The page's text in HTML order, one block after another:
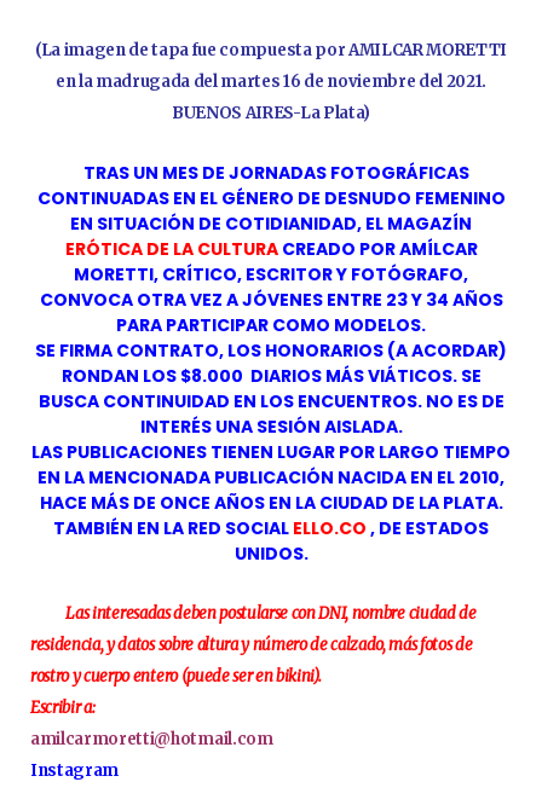
(La imagen de tapa fue compuesta por AMILCAR MORETTI
en la madrugada del martes 16 de noviembre del 2021.
BUENOS AIRES-La Plata)
TRAS UN MES DE JORNADAS FOTOGRÁFICAS
CONTINUADAS EN EL GÉNERO DE DESNUDO FEMENINO
EN SITUACIÓN DE COTIDIANIDAD, EL MAGAZÍN
ERÓTICA DE LA CULTURA CREADO POR AMÍLCAR
MORETTI, CRÍTICO, ESCRITOR Y FOTÓGRAFO,
CONVOCA OTRA VEZ A JÓVENES ENTRE 23 Y 34 AÑOS
PARA PARTICIPAR COMO MODELOS.
SE FIRMA CONTRATO, LOS HONORARIOS (A ACORDAR)
RONDAN LOS $8.000 DIARIOS MÁS VIÁTICOS. SE
BUSCA CONTINUIDAD EN LOS ENCUENTROS. NO ES DE
INTERÉS UNA SESIÓN AISLADA.
LAS PUBLICACIONES TIENEN LUGAR POR LARGO TIEMPO
EN LA MENCIONADA PUBLICACIÓN NACIDA EN EL 2010,
HACE MÁS DE ONCE AÑOS EN LA CIUDAD DE LA PLATA.
TAMBIÉN EN LA RED SOCIAL ELLO.CO , DE ESTADOS
UNIDOS.
Las interesadas deben postularse con DNI, nombre ciudad de
residencia, y datos sobre altura y número de calzado, más fotos de
rostro y cuerpo entero (puede ser en bikini).
Escribir a:
amilcarmoretti@hotmail.com
Instagram